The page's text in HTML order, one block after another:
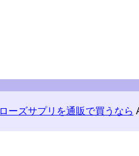
ローズサプリを通販で買うなら